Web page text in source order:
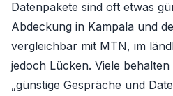
Datenpakete sind oft etwas
Abdeckung in Kampala und
vergleichbar mit MTN, im
jedoch Lücken. Viele
„günstige Gespräche und